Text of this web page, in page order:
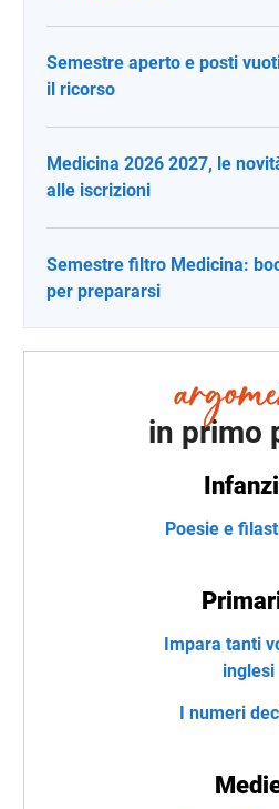
Semestre aperto e posti
il ricorso
Medicina 2026 2027, le
alle iscrizioni
Semestre filtro Medicina:
per prepararsi
in primo
Poesie e
Impara tanti
inglesi
I numeri